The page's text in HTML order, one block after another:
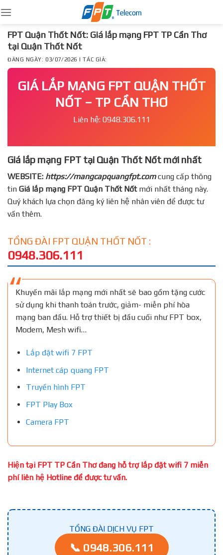
to
content
FPT Quận Thốt Nốt: Giá lắp mạng FPT TP Cần Thơ
tại Quận Thốt Nốt
ĐĂNG NGÀY: 03/07/2026 | TÁC GIẢ:
GIÁ LẮP MẠNG FPT QUẬN THỐT
NỐT – TP CẦN THƠ
Liên hệ: 0948.306.111
Giá lắp mạng FPT tại Quận Thốt Nốt mới nhất
WEBSITE: https://mangcapquangfpt.comcung cấp thông
tin Giá lắp mạng FPT Quận Thốt Nốtmới nhất tháng này.
Quý khách lựa chọn đăng ký liên hệ nhân viên để được tư
vấn thêm.
TỔNG ĐÀI FPT QUẬN THỐT NỐT :
0948.306.111
Khuyến mãi lắp mạng mới nhất sẽ bao gồm tặng cước
sử dụng khi thanh toán trước, giảm- miễn phí hòa
mạng ban đầu. Hỗ trợ thiết bị đầu cuối như FPT box,
Modem, Mesh wifi…
Lắp đặt wifi 7 FPT
Internet cáp quang FPT
Truyền hình FPT
FPT Play Box
Camera FPT
Hiện tại FPT TP Cần Thơ đang hỗ trợ lắp đặt wifi 7 miễn
phí liên hệ Hotline để được tư vấn.
TỔNG ĐÀI DỊCH VỤ FPT
📞 0948.306.111